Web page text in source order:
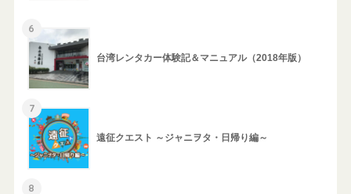
6
台湾レンタカー体験記＆マニュアル（2018年版）
7
遠征クエスト ～ジャニヲタ・日帰り編～
8